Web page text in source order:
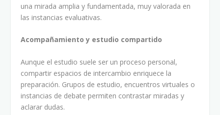
una mirada amplia y fundamentada, muy valorada en
las instancias evaluativas.
Acompañamiento y estudio compartido
Aunque el estudio suele ser un proceso personal,
compartir espacios de intercambio enriquece la
preparación. Grupos de estudio, encuentros virtuales o
instancias de debate permiten contrastar miradas y
aclarar dudas.